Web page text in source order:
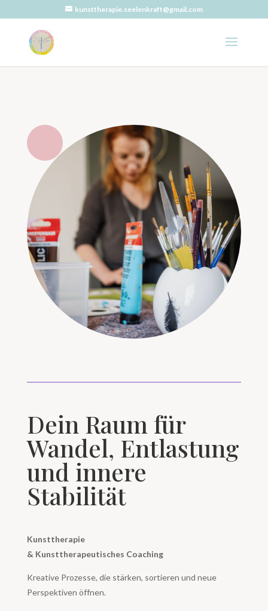
kunsttherapie.seelenkraft@gmail.com
Dein Raum für
Wandel, Entlastung
und innere
Stabilität
Kunsttherapie
& Kunsttherapeutisches Coaching
Kreative Prozesse, die stärken, sortieren und neue
Perspektiven öffnen.